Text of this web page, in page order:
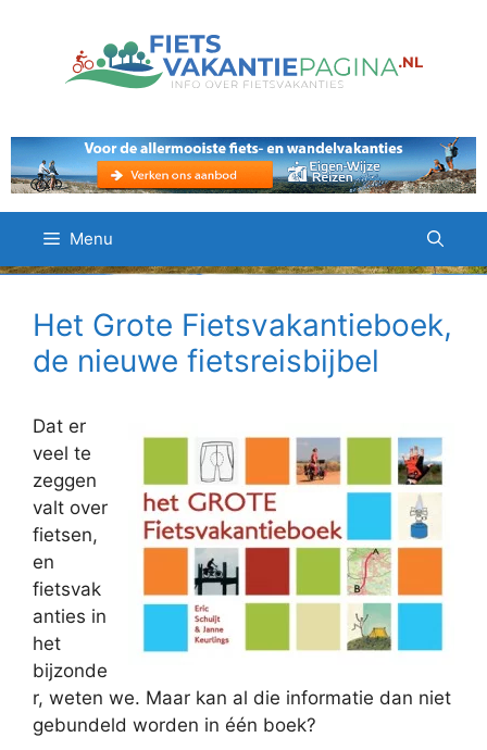
Menu
Het Grote Fietsvakantieboek,
de nieuwe fietsreisbijbel
Dat er
veel te
zeggen
valt over
fietsen,
en
fietsvak
anties in
het
bijzonde
r, weten we. Maar kan al die informatie dan niet
gebundeld worden in één boek?